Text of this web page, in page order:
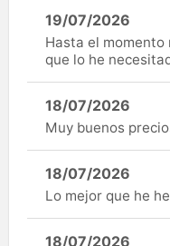
19/07/2026
Hasta el momento
que lo he
18/07/2026
Muy buenos
18/07/2026
Lo mejor que he
18/07/2026